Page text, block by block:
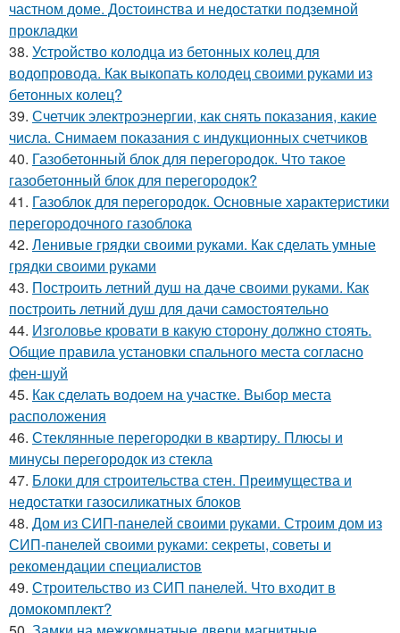
частном доме. Достоинства и недостатки подземной
прокладки
38. Устройство колодца из бетонных колец для
водопровода. Как выкопать колодец своими руками из
бетонных колец?
39. Счетчик электроэнергии, как снять показания, какие
числа. Снимаем показания с индукционных счетчиков
40. Газобетонный блок для перегородок. Что такое
газобетонный блок для перегородок?
41. Газоблок для перегородок. Основные характеристики
перегородочного газоблока
42. Ленивые грядки своими руками. Как сделать умные
грядки своими руками
43. Построить летний душ на даче своими руками. Как
построить летний душ для дачи самостоятельно
44. Изголовье кровати в какую сторону должно стоять.
Общие правила установки спального места согласно
фен-шуй
45. Как сделать водоем на участке. Выбор места
расположения
46. Стеклянные перегородки в квартиру. Плюсы и
минусы перегородок из стекла
47. Блоки для строительства стен. Преимущества и
недостатки газосиликатных блоков
48. Дом из СИП-панелей своими руками. Строим дом из
СИП-панелей своими руками: секреты, советы и
рекомендации специалистов
49. Строительство из СИП панелей. Что входит в
домокомплект?